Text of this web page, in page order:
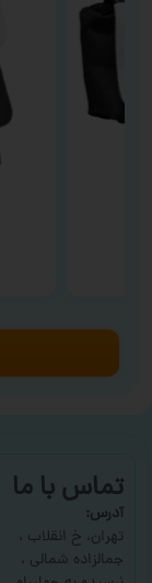
تماس با ما
آدرس:
تهران، خ انقلاب ،
جمالزاده شمالی ،